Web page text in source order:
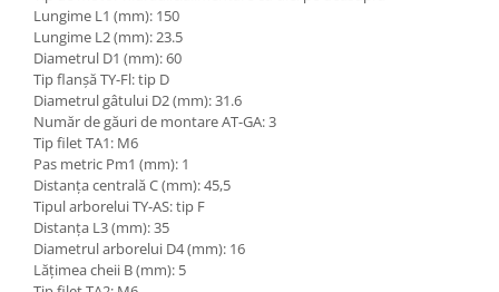
Camasa piston
Segmenti motor
Termoflot
Cablu acceleratie
Senzori de presiune ulei
Vaporizatoare
Radiatoare AC
Piese frana
Discuri de frana
Piese Hitachi
Piese Vermeer
Piese Gehl
Piese Socage
Piese Kaeser
Piese Wacker Neuson
Piese David Brown
Piese Mc Cormick
Lungime L1 (mm): 150
Lungime L2 (mm): 23.5
Diametrul D1 (mm): 60
Tip flanșă TY-Fl: tip D
Diametrul gâtului D2 (mm): 31.6
Număr de găuri de montare AT-GA: 3
Tip filet TA1: M6
Pas metric Pm1 (mm): 1
Distanța centrală C (mm): 45,5
Tipul arborelui TY-AS: tip F
Distanța L3 (mm): 35
Diametrul arborelui D4 (mm): 16
Lățimea cheii B (mm): 5